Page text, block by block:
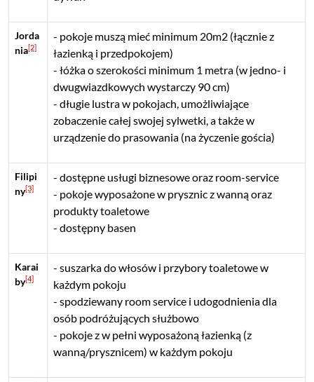
Jorda
nia[2]
pokoje muszą mieć minimum 20m2 (łącznie z
łazienką i przedpokojem)
łóżka o szerokości minimum 1 metra (w jedno- i
dwugwiazdkowych wystarczy 90 cm)
długie lustra w pokojach, umożliwiające
zobaczenie całej swojej sylwetki, a także w
urządzenie do prasowania (na życzenie gościa)
Filipi
ny[3]
dostępne usługi biznesowe oraz room-service
pokoje wyposażone w prysznic z wanną oraz
produkty toaletowe
dostępny basen
Karai
by[4]
suszarka do włosów i przybory toaletowe w
każdym pokoju
spodziewany room service i udogodnienia dla
osób podróżujących służbowo
pokoje z w pełni wyposażoną łazienką (z
wanną/prysznicem) w każdym pokoju